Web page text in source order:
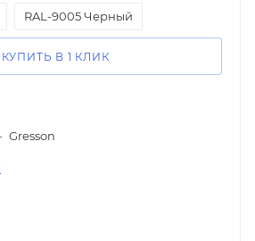
RAL-9005 Черный
КУПИТЬ В 1 КЛИК
Gresson